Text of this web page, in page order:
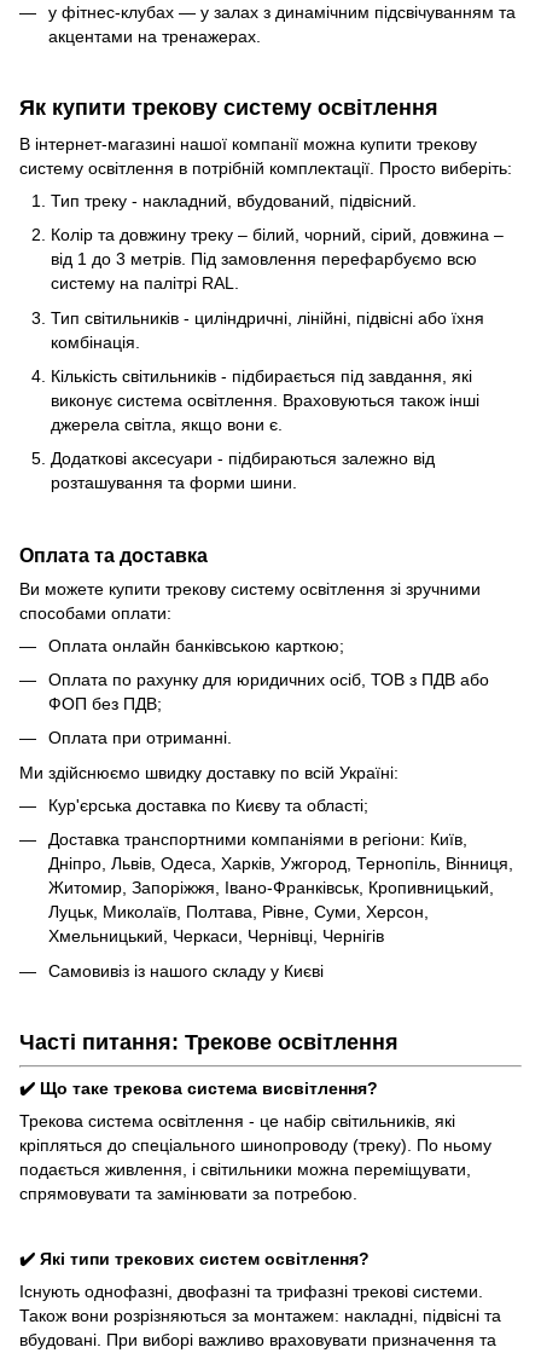
у фітнес-клубах — у залах з динамічним підсвічуванням та
акцентами на тренажерах.
Як купити трекову систему освітлення
В інтернет-магазині нашої компанії можна купити трекову
систему освітлення в потрібній комплектації. Просто виберіть:
Тип треку - накладний, вбудований, підвісний.
Колір та довжину треку – білий, чорний, сірий, довжина –
від 1 до 3 метрів. Під замовлення перефарбуємо всю
систему на палітрі RAL.
Тип світильників - циліндричні, лінійні, підвісні або їхня
комбінація.
Кількість світильників - підбирається під завдання, які
виконує система освітлення. Враховуються також інші
джерела світла, якщо вони є.
Додаткові аксесуари - підбираються залежно від
розташування та форми шини.
Оплата та доставка
Ви можете купити трекову систему освітлення зі зручними
способами оплати:
Оплата онлайн банківською карткою;
Оплата по рахунку для юридичних осіб, ТОВ з ПДВ або
ФОП без ПДВ;
Оплата при отриманні.
Ми здійснюємо швидку доставку по всій Україні:
Кур'єрська доставка по Києву та області;
Доставка транспортними компаніями в регіони: Київ,
Дніпро, Львів, Одеса, Харків, Ужгород, Тернопіль, Вінниця,
Житомир, Запоріжжя, Івано-Франківськ, Кропивницький,
Луцьк, Миколаїв, Полтава, Рівне, Суми, Херсон,
Хмельницький, Черкаси, Чернівці, Чернігів
Самовивіз із нашого складу у Києві
Часті питання: Трекове освітлення
✔️ Що таке трекова система висвітлення?
Трекова система освітлення - це набір світильників, які
кріпляться до спеціального шинопроводу (треку). По ньому
подається живлення, і світильники можна переміщувати,
спрямовувати та замінювати за потребою.
✔️ Які типи трекових систем освітлення?
Існують однофазні, двофазні та трифазні трекові системи.
Також вони розрізняються за монтажем: накладні, підвісні та
вбудовані. При виборі важливо враховувати призначення та